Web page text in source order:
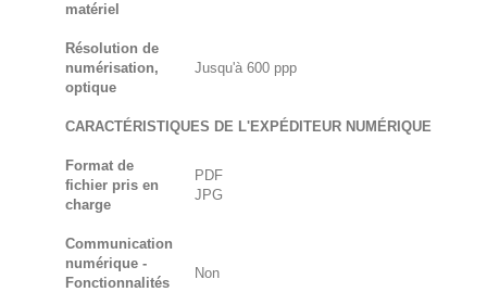
matériel
Résolution de
numérisation,
optique
Jusqu'à 600 ppp
CARACTÉRISTIQUES DE L'EXPÉDITEUR NUMÉRIQUE
Format de
fichier pris en
charge
PDF
JPG
Communication
numérique -
Fonctionnalités
Non